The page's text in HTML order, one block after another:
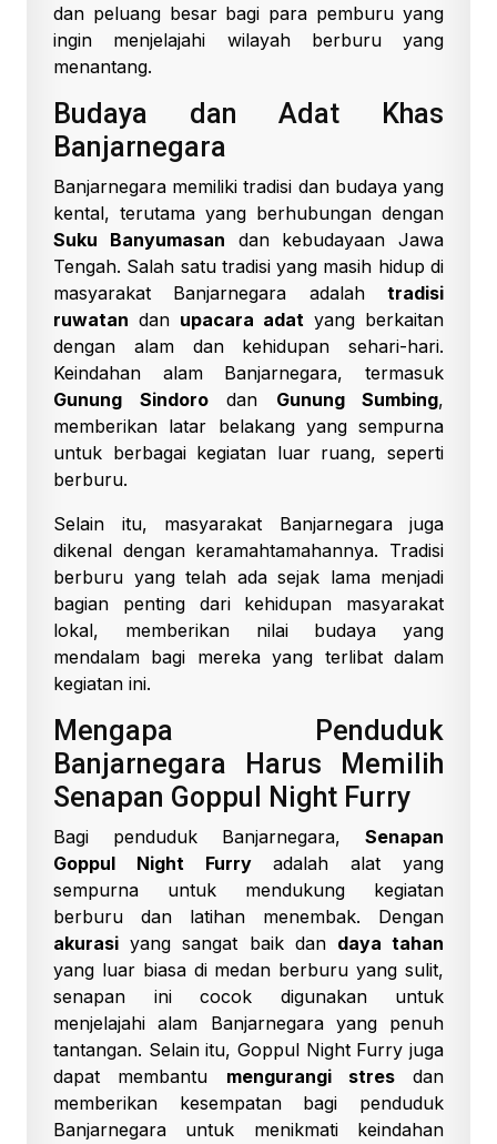
dan peluang besar bagi para pemburu yang
ingin menjelajahi wilayah berburu yang
menantang.
Budaya dan Adat Khas
Banjarnegara
Banjarnegara memiliki tradisi dan budaya yang
kental, terutama yang berhubungan dengan
Suku Banyumasan dan kebudayaan Jawa
Tengah. Salah satu tradisi yang masih hidup di
masyarakat Banjarnegara adalah tradisi
ruwatan dan upacara adat yang berkaitan
dengan alam dan kehidupan sehari-hari.
Keindahan alam Banjarnegara, termasuk
Gunung Sindorodan Gunung Sumbing,
memberikan latar belakang yang sempurna
untuk berbagai kegiatan luar ruang, seperti
berburu.
Selain itu, masyarakat Banjarnegara juga
dikenal dengan keramahtamahannya. Tradisi
berburu yang telah ada sejak lama menjadi
bagian penting dari kehidupan masyarakat
lokal, memberikan nilai budaya yang
mendalam bagi mereka yang terlibat dalam
kegiatan ini.
Mengapa Penduduk
Banjarnegara Harus Memilih
Senapan Goppul Night Furry
Bagi penduduk Banjarnegara, Senapan
Goppul Night Furryadalah alat yang
sempurna untuk mendukung kegiatan
berburu dan latihan menembak. Dengan
akurasi yang sangat baik dan daya tahan
yang luar biasa di medan berburu yang sulit,
senapan ini cocok digunakan untuk
menjelajahi alam Banjarnegara yang penuh
tantangan. Selain itu, Goppul Night Furry juga
dapat membantu mengurangi stresdan
memberikan kesempatan bagi penduduk
Banjarnegara untuk menikmati keindahan